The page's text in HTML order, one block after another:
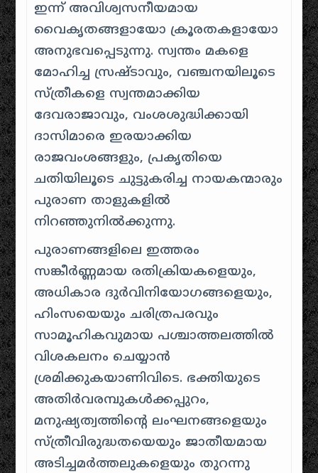
ഇന്ന് അവിശ്വസനീയമായ
വൈകൃതങ്ങളായോ ക്രൂരതകളായോ
അനുഭവപ്പെടുന്നു. സ്വന്തം മകളെ
മോഹിച്ച സ്രഷ്ടാവും, വഞ്ചനയിലൂടെ
സ്ത്രീകളെ സ്വന്തമാക്കിയ
ദേവരാജാവും, വംശശുദ്ധിക്കായി
ദാസിമാരെ ഇരയാക്കിയ
രാജവംശങ്ങളും, പ്രകൃതിയെ
ചതിയിലൂടെ ചുട്ടുകരിച്ച നായകന്മാരും
പുരാണ താളുകളിൽ
നിറഞ്ഞുനിൽക്കുന്നു.
പുരാണങ്ങളിലെ ഇത്തരം
സങ്കീർണ്ണമായ രതിക്രിയകളെയും,
അധികാര ദുർവിനിയോഗങ്ങളെയും,
ഹിംസയെയും ചരിത്രപരവും
സാമൂഹികവുമായ പശ്ചാത്തലത്തിൽ
വിശകലനം ചെയ്യാൻ
ശ്രമിക്കുകയാണിവിടെ. ഭക്തിയുടെ
അതിർവരമ്പുകൾക്കപ്പുറം,
മനുഷ്യത്വത്തിന്റെ ലംഘനങ്ങളെയും
സ്ത്രീവിരുദ്ധതയെയും ജാതീയമായ
അടിച്ചമർത്തലുകളെയും തുറന്നു